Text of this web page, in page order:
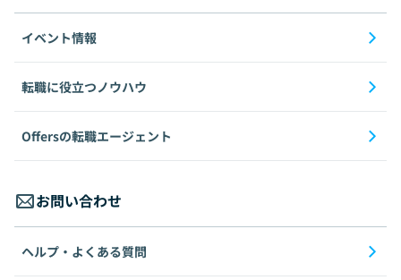
イベント情報
転職に役立つノウハウ
Offersの転職エージェント
お問い合わせ
ヘルプ・よくある質問